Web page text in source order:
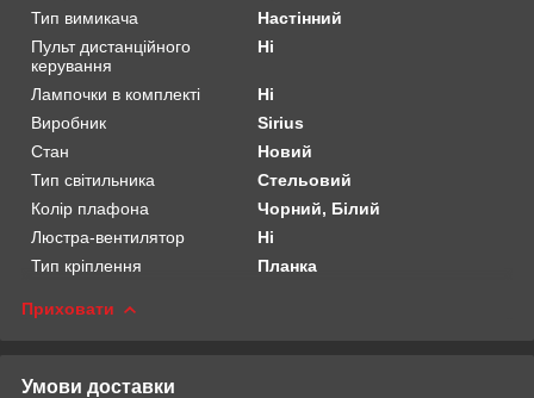
Тип вимикача
Настінний
Пульт дистанційного
керування
Ні
Лампочки в комплекті
Ні
Виробник
Sirius
Стан
Новий
Тип світильника
Стельовий
Колір плафона
Чорний, Білий
Люстра-вентилятор
Ні
Тип кріплення
Планка
Приховати
Умови доставки